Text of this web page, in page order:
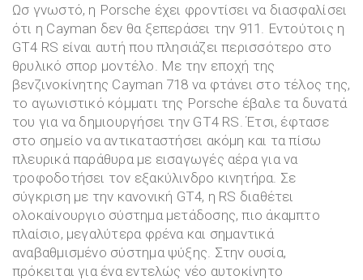
Ωσ γνωστό, η Porsche έχει φροντίσει να διασφαλίσει
ότι η Cayman δεν θα ξεπεράσει την 911. Εντούτοις η
GT4 RS είναι αυτή που πλησιάζει περισσότερο στο
θρυλικό σπορ μοντέλο. Με την εποχή της
βενζινοκίνητης Cayman 718 να φτάνει στο τέλος της,
το αγωνιστικό κόμματι της Porsche έβαλε τα δυνατά
του για να δημιουργήσει την GT4 RS. Έτσι, έφτασε
στο σημείο να αντικαταστήσει ακόμη και τα πίσω
πλευρικά παράθυρα με εισαγωγές αέρα για να
τροφοδοτήσει τον εξακύλινδρο κινητήρα. Σε
σύγκριση με την κανονική GT4, η RS διαθέτει
ολοκαίνουργιο σύστημα μετάδοσης, πιο άκαμπτο
πλαίσιο, μεγαλύτερα φρένα και σημαντικά
αναβαθμισμένο σύστημα ψύξης. Στην ουσία,
πρόκειται για ένα εντελώς νέο αυτοκίνητο